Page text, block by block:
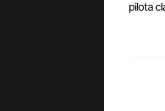
pilota